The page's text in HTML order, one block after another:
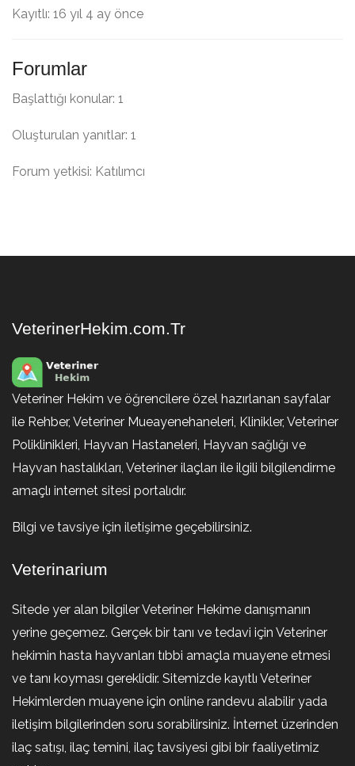
Kayıtlı: 16 yıl 4 ay önce
Forumlar
Başlattığı konular: 1
Oluşturulan yanıtlar: 1
Forum yetkisi: Katılımcı
VeterinerHekim.com.Tr
Veteriner Hekim ve öğrencilere özel hazırlanan sayfalar
ile Rehber, Veteriner Mueayenehaneleri, Klinikler, Veteriner
Poliklinikleri, Hayvan Hastaneleri, Hayvan sağlığı ve
Hayvan hastalıkları, Veteriner ilaçları ile ilgili bilgilendirme
amaçlı internet sitesi portalıdır.
Bilgi ve tavsiye için iletişime geçebilirsiniz.
Veterinarium
Sitede yer alan bilgiler Veteriner Hekime danışmanın
yerine geçemez. Gerçek bir tanı ve tedavi için Veteriner
hekimin hasta hayvanları tıbbi amaçla muayene etmesi
ve tanı koyması gereklidir. Sitemizde kayıtlı Veteriner
Hekimlerden muayene için online randevu alabilir yada
iletişim bilgilerinden soru sorabilirsiniz. İnternet üzerinden
ilaç satışı, ilaç temini, ilaç tavsiyesi gibi bir faaliyetimiz